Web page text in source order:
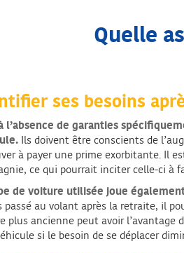
Quelle
ses besoins
à l’absence de garanties
Ils doivent être conscients de
à payer une prime exorbitante. Il
ce qui pourrait inciter celle-ci à
de voiture utilisée joue
passé au volant après la retraite, il
plus ancienne peut avoir l’avantage
si le besoin de se déplacer